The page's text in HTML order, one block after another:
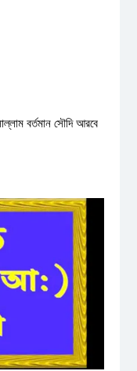
বর্তমান সৌদি আরবে